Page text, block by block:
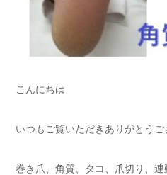
こんにちは
いつもご覧いただきありがとうご
巻き爪、角質、タコ、爪切り、